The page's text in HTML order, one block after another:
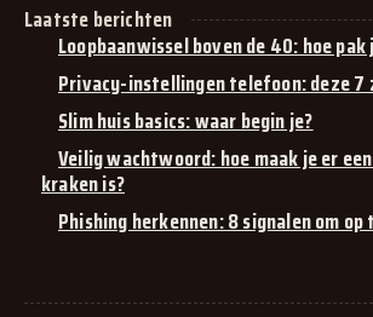
Laatste berichten
Loopbaanwissel boven de 40: hoe
Privacy-instellingen telefoon: deze 7
Slim huis basics: waar begin je?
Veilig wachtwoord: hoe maak je er
kraken is?
Phishing herkennen: 8 signalen om